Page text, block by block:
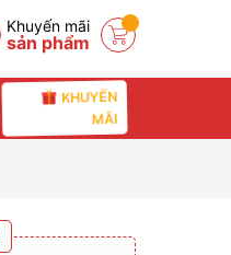
Khuyến mãi
sản phẩm
KHUYẾN
MÃI